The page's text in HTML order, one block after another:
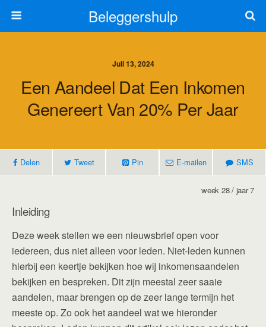
Beleggershulp
Juli 13, 2024
Een Aandeel Dat Een Inkomen
Genereert Van 20% Per Jaar
Delen Tweet Pin E-mailen SMS
week 28 / jaar 7
Inleiding
Deze week stellen we een nieuwsbrief open voor
iedereen, dus niet alleen voor leden. Niet-leden kunnen
hierbij een keertje bekijken hoe wij inkomensaandelen
bekijken en bespreken. Dit zijn meestal zeer saaie
aandelen, maar brengen op de zeer lange termijn het
meeste op. Zo ook het aandeel wat we hieronder